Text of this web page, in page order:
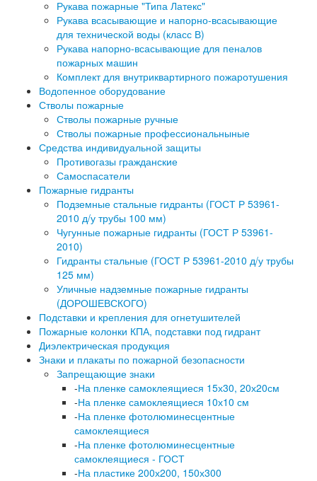
Рукава пожарные "Типа Латекс"
Рукава всасывающие и напорно-всасывающие
для технической воды (класс В)
Рукава напорно-всасывающие для пеналов
пожарных машин
Комплект для внутриквартирного пожаротушения
Водопенное оборудование
Стволы пожарные
Стволы пожарные ручные
Стволы пожарные профессиональныные
Средства индивидуальной защиты
Противогазы гражданские
Самоспасатели
Пожарные гидранты
Подземные стальные гидранты (ГОСТ Р 53961-
2010 д/у трубы 100 мм)
Чугунные пожарные гидранты (ГОСТ Р 53961-
2010)
Гидранты стальные (ГОСТ Р 53961-2010 д/у трубы
125 мм)
Уличные надземные пожарные гидранты
(ДОРОШЕВСКОГО)
Подставки и крепления для огнетушителей
Пожарные колонки КПА, подставки под гидрант
Диэлектрическая продукция
Знаки и плакаты по пожарной безопасности
Запрещающие знаки
-На пленке самоклеящиеся 15х30, 20х20см
-На пленке самоклеящиеся 10х10 см
-На пленке фотолюминесцентные
самоклеящиеся
-На пленке фотолюминесцентные
самоклеящиеся - ГОСТ
-На пластике 200х200, 150х300